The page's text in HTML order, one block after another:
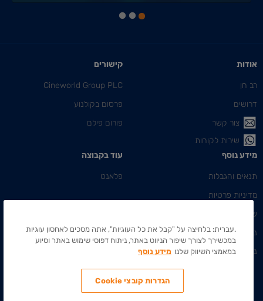
אודות
רב חן
דרושים
צור קשר
שירות לקוחות
קישורים
Cineworld Group PLC
פרסום בקולנוע
פורום פילם
מידע נוסף
תנאים והגבלות
מדיניות פרטיות
שאלות ותשובות
ניהול ההזמנה שלי
נגישות
עוד בקבוצה
פלאנט
כל הזכויות שמורות לרב חן, בתי קולנוע תיאטראות בע"מ
.עברית: בלחיצה על "קבל את כל העוגיות", אתה מסכים לאחסון עוגיות
במכשירך לצורך שיפור הניווט באתר, ניתוח דפוסי שימוש באתר וסיוע
במאמצי השיווק שלנו מידע נוסף
הגדרות קובצי Cookie